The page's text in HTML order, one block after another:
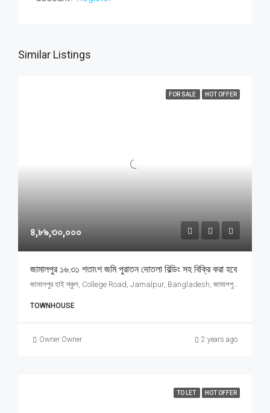
Similar Listings
FOR SALE HOT OFFER
৪,৮৯,৩০,০০০
জামালপুর ১৬.৩১ শতাংশ জমি পুরাতন দোতলা বিল্ডিং সহ বিক্রি করা হবে
জামালপুর হাই স্কুল, College Road, Jamalpur, Bangladesh, জামালপুর হাই স্কুল, College Road, Jamalpur, Bangladesh, Jamalpur, Mymensingh Division
TOWNHOUSE
Owner Owner 2 years ago
TO LET HOT OFFER